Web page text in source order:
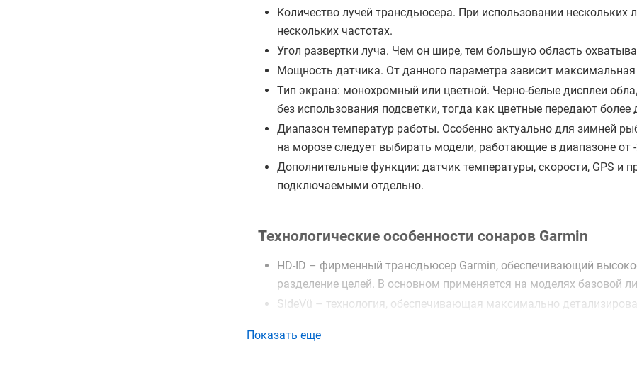
Количество лучей трансдьюсера. При использовании
нескольких частотах.
Угол развертки луча. Чем он шире, тем большую область
Мощность датчика. От данного параметра зависит
Тип экрана: монохромный или цветной. Черно-белые дисплеи
без использования подсветки, тогда как цветные передают
Диапазон температур работы. Особенно актуально для зимней
на морозе следует выбирать модели, работающие в диапазоне от
Дополнительные функции: датчик температуры, скорости, GPS и
подключаемыми отдельно.
Технологические особенности сонаров Garmin
HD-ID – фирменный трансдьюсер Garmin, обеспечивающий
разделение целей. В основном применяется на моделях базовой
SideVü – технология, обеспечивающая максимально
DownVü – эксклюзивная технология Garmin, которая дает
Показать еще